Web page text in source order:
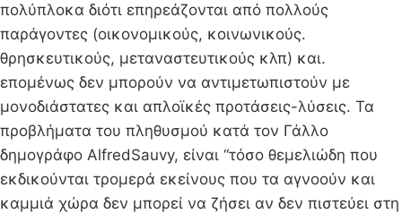
πολύπλοκα διότι επηρεάζονται από πολλούς
παράγοντες (οικονομικούς, κοινωνικούς.
θρησκευτικούς, μεταναστευτικούς κλπ) και.
επομένως δεν μπορούν να αντιμετωπιστούν με
μονοδιάστατες και απλοϊκές προτάσεις-λύσεις. Τα
προβλήματα του πληθυσμού κατά τον Γάλλο
δημογράφο AlfredSauvy, είναι “τόσο θεμελιώδη που
εκδικούνται τρομερά εκεί­νους που τα αγνοούν και
καμμιά χώρα δεν μπορεί να ζήσει αν δεν πι­στεύει στη